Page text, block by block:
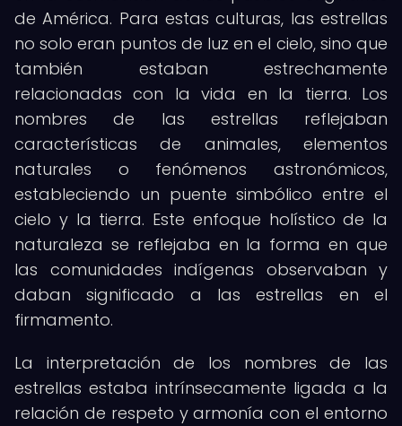
de América. Para estas culturas, las estrellas
no solo eran puntos de luz en el cielo, sino que
también estaban estrechamente
relacionadas con la vida en la tierra. Los
nombres de las estrellas reflejaban
características de animales, elementos
naturales o fenómenos astronómicos,
estableciendo un puente simbólico entre el
cielo y la tierra. Este enfoque holístico de la
naturaleza se reflejaba en la forma en que
las comunidades indígenas observaban y
daban significado a las estrellas en el
firmamento.
La interpretación de los nombres de las
estrellas estaba intrínsecamente ligada a la
relación de respeto y armonía con el entorno